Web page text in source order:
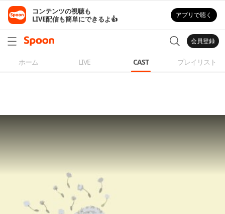
コンテンツの視聴も
LIVE配信も簡単にできるよ👍
アプリで聴く
会員登録
ホーム LIVE CAST プレイリスト